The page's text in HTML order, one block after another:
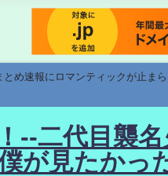
め速報にロマンティックが止
--二代目襲
が見たかっ